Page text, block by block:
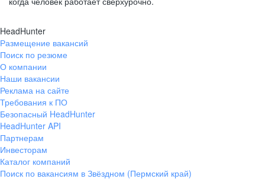
HeadHunter
Размещение вакансий
Поиск по резюме
О компании
Наши вакансии
Реклама на сайте
Требования к ПО
Безопасный HeadHunter
HeadHunter API
Партнерам
Инвесторам
Каталог компаний
Поиск по вакансиям в Звёздном (Пермский край)